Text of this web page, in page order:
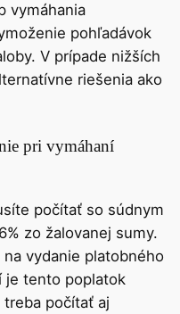
vymáhania
pohľadávok
V prípade nižších
riešenia ako
pri vymáhaní
počítať so súdnym
zo žalovanej sumy.
vydanie platobného
je tento poplatok
treba počítať aj